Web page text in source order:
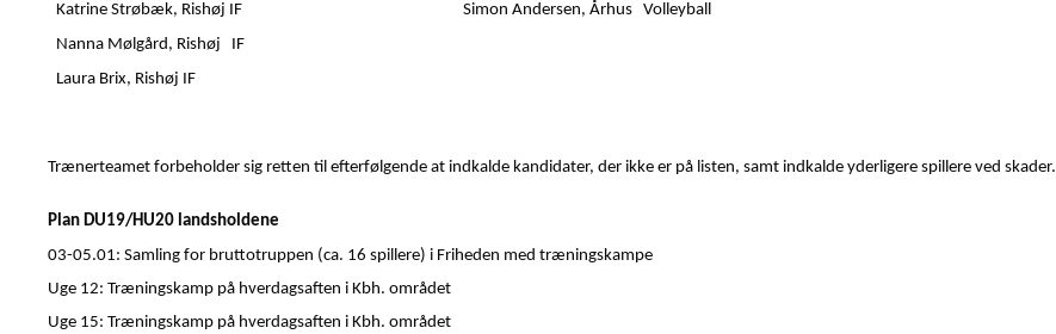
Katrine Strøbæk, Rishøj IF
Nanna Mølgård, Rishøj IF
Laura Brix, Rishøj IF
Simon Andersen, Århus Volleyball
Trænerteamet forbeholder sig retten til efterfølgende at indkalde kandidater, der ikke er på listen, samt indkalde yderligere spillere ved skader.
Plan DU19/HU20 landsholdene
03-05.01: Samling for bruttotruppen (ca. 16 spillere) i Friheden med træningskampe
Uge 12: Træningskamp på hverdagsaften i Kbh. området
Uge 15: Træningskamp på hverdagsaften i Kbh. området